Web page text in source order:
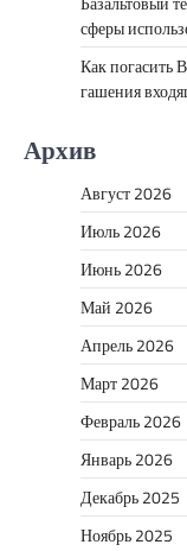
сферы
Как погасить
гашения
Архив
Август 2026
Июль 2026
Июнь 2026
Май 2026
Апрель 2026
Март 2026
Февраль 2026
Январь 2026
Декабрь 2025
Ноябрь 2025